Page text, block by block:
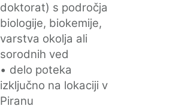
doktorat) s področja
biologije, biokemije,
varstva okolja ali
sorodnih ved
• delo poteka
izključno na lokaciji v
Piranu